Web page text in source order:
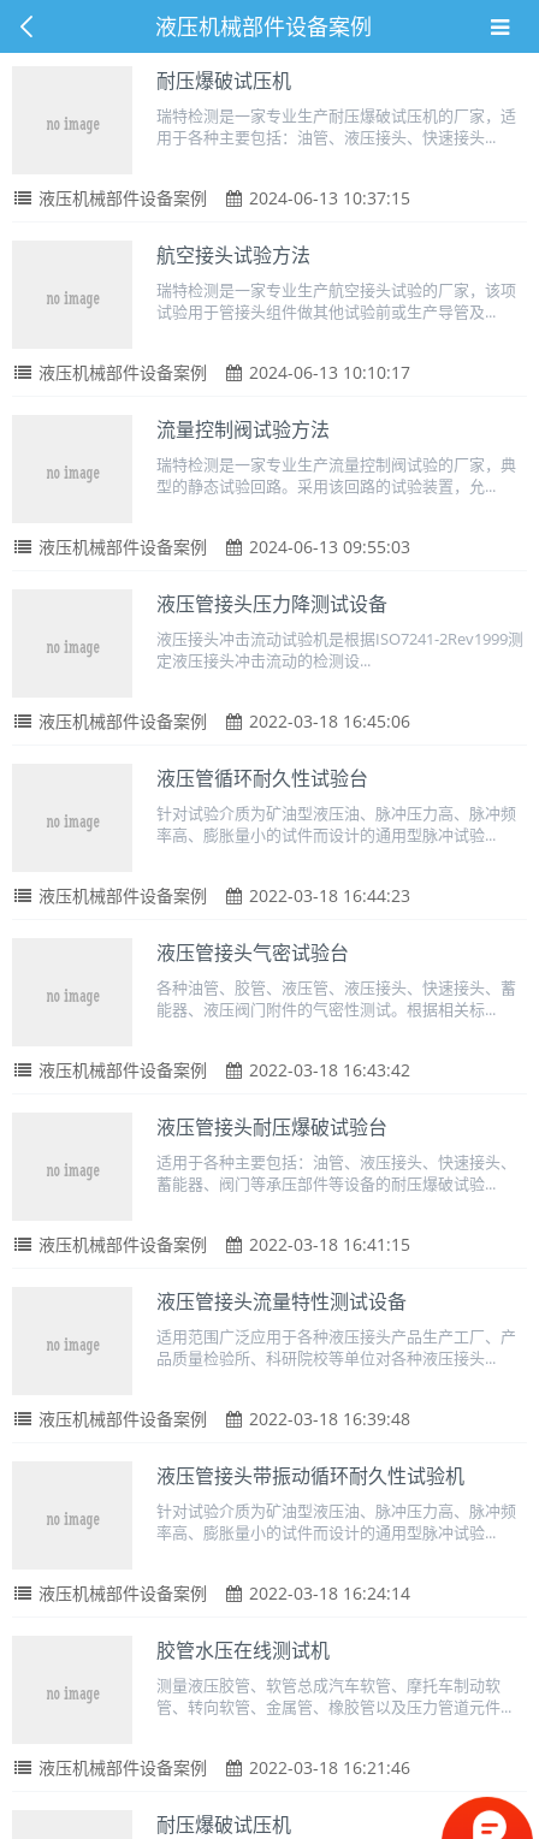
液压机械部件设备案例
耐压爆破试压机
瑞特检测是一家专业生产耐压爆破试压机的厂家，适
用于各种主要包括：油管、液压接头、快速接头...
液压机械部件设备案例 2024-06-13 10:37:15
航空接头试验方法
瑞特检测是一家专业生产航空接头试验的厂家，该项
试验用于管接头组件做其他试验前或生产导管及...
液压机械部件设备案例 2024-06-13 10:10:17
流量控制阀试验方法
瑞特检测是一家专业生产流量控制阀试验的厂家，典
型的静态试验回路。采用该回路的试验装置，允...
液压机械部件设备案例 2024-06-13 09:55:03
液压管接头压力降测试设备
液压接头冲击流动试验机是根据ISO7241-2Rev1999测
定液压接头冲击流动的检测设...
液压机械部件设备案例 2022-03-18 16:45:06
液压管循环耐久性试验台
针对试验介质为矿油型液压油、脉冲压力高、脉冲频
率高、膨胀量小的试件而设计的通用型脉冲试验...
液压机械部件设备案例 2022-03-18 16:44:23
液压管接头气密试验台
各种油管、胶管、液压管、液压接头、快速接头、蓄
能器、液压阀门附件的气密性测试。根据相关标...
液压机械部件设备案例 2022-03-18 16:43:42
液压管接头耐压爆破试验台
适用于各种主要包括：油管、液压接头、快速接头、
蓄能器、阀门等承压部件等设备的耐压爆破试验...
液压机械部件设备案例 2022-03-18 16:41:15
液压管接头流量特性测试设备
适用范围广泛应用于各种液压接头产品生产工厂、产
品质量检验所、科研院校等单位对各种液压接头...
液压机械部件设备案例 2022-03-18 16:39:48
液压管接头带振动循环耐久性试验机
针对试验介质为矿油型液压油、脉冲压力高、脉冲频
率高、膨胀量小的试件而设计的通用型脉冲试验...
液压机械部件设备案例 2022-03-18 16:24:14
胶管水压在线测试机
测量液压胶管、软管总成汽车软管、摩托车制动软
管、转向软管、金属管、橡胶管以及压力管道元件...
液压机械部件设备案例 2022-03-18 16:21:46
耐压爆破试压机